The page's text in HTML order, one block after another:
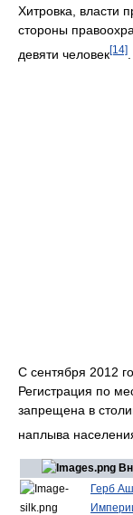
Хитровка, власти
стороны
девяти человек[14]
С сентября 2012
Регистрация по
запрещена в
наплыва
Герб